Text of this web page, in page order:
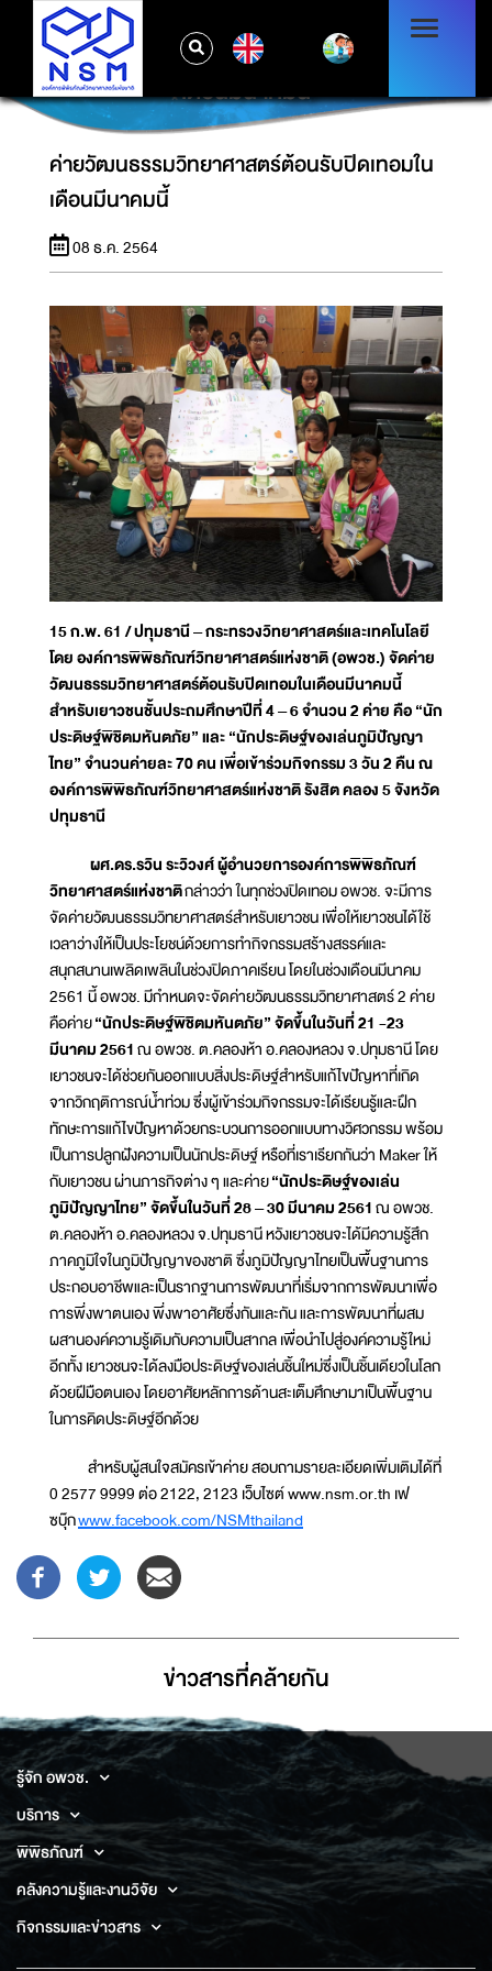
ค่ายวัฒนธรรมวิทยาศาสตร์ต้อนรับปิดเทอมใน
เดือนมีนาคมนี้
ค่ายวัฒนธรรมวิทยาศาสตร์ต้อนรับปิดเทอมใน
เดือนมีนาคมนี้
08 ธ.ค. 2564
15 ก.พ. 61 / ปทุมธานี – กระทรวงวิทยาศาสตร์และเทคโนโลยี
โดย องค์การพิพิธภัณฑ์วิทยาศาสตร์แห่งชาติ (อพวช.) จัดค่าย
วัฒนธรรมวิทยาศาสตร์ต้อนรับปิดเทอมในเดือนมีนาคมนี้
สำหรับเยาวชนชั้นประถมศึกษาปีที่ 4 – 6 จำนวน 2 ค่าย คือ “นัก
ประดิษฐ์พิชิตมหันตภัย” และ “นักประดิษฐ์ของเล่นภูมิปัญญา
ไทย” จำนวนค่ายละ 70 คน เพื่อเข้าร่วมกิจกรรม 3 วัน 2 คืน ณ
องค์การพิพิธภัณฑ์วิทยาศาสตร์แห่งชาติ รังสิต คลอง 5 จังหวัด
ปทุมธานี
ผศ.ดร.รวิน ระวิวงศ์ ผู้อำนวยการองค์การพิพิธภัณฑ์
วิทยาศาสตร์แห่งชาติกล่าวว่า ในทุกช่วงปิดเทอม อพวช. จะมีการ
จัดค่ายวัฒนธรรมวิทยาศาสตร์สำหรับเยาวชน เพื่อให้เยาวชนได้ใช้
เวลาว่างให้เป็นประโยชน์ด้วยการทำกิจกรรมสร้างสรรค์และ
สนุกสนานเพลิดเพลินในช่วงปิดภาคเรียน โดยในช่วงเดือนมีนาคม
2561 นี้ อพวช. มีกำหนดจะจัดค่ายวัฒนธรรมวิทยาศาสตร์ 2 ค่าย
คือค่าย“นักประดิษฐ์พิชิตมหันตภัย” จัดขึ้นในวันที่ 21 -23
มีนาคม 2561ณ อพวช. ต.คลองห้า อ.คลองหลวง จ.ปทุมธานี โดย
เยาวชนจะได้ช่วยกันออกแบบสิ่งประดิษฐ์สำหรับแก้ไขปัญหาที่เกิด
จากวิกฤติการณ์น้ำท่วม ซึ่งผู้เข้าร่วมกิจกรรมจะได้เรียนรู้และฝึก
ทักษะการแก้ไขปัญหาด้วยกระบวนการออกแบบทางวิศวกรรม พร้อม
เป็นการปลูกฝังความเป็นนักประดิษฐ์ หรือที่เราเรียกกันว่า Maker ให้
กับเยาวชน ผ่านภารกิจต่าง ๆ และค่าย“นักประดิษฐ์ของเล่น
ภูมิปัญญาไทย” จัดขึ้นในวันที่ 28 – 30 มีนาคม 2561ณ อพวช.
ต.คลองห้า อ.คลองหลวง จ.ปทุมธานี หวังเยาวชนจะได้มีความรู้สึก
ภาคภูมิใจในภูมิปัญญาของชาติ ซึ่งภูมิปัญญาไทยเป็นพื้นฐานการ
ประกอบอาชีพและเป็นรากฐานการพัฒนาที่เริ่มจากการพัฒนาเพื่อ
การพึ่งพาตนเอง พึ่งพาอาศัยซึ่งกันและกัน และการพัฒนาที่ผสม
ผสานองค์ความรู้เดิมกับความเป็นสากล เพื่อนำไปสู่องค์ความรู้ใหม่
อีกทั้ง เยาวชนจะได้ลงมือประดิษฐ์ของเล่นชิ้นใหม่ซึ่งเป็นชิ้นเดียวในโลก
ด้วยฝีมือตนเอง โดยอาศัยหลักการด้านสะเต็มศึกษามาเป็นพื้นฐาน
ในการคิดประดิษฐ์อีกด้วย
สำหรับผู้สนใจสมัครเข้าค่าย สอบถามรายละเอียดเพิ่มเติมได้ที่
0 2577 9999 ต่อ 2122, 2123 เว็บไซต์ www.nsm.or.th เฟ
ซบุ๊กwww.facebook.com/NSMthailand
ข่าวสารที่่คล้ายกัน
รู้จัก อพวช.
บริการ
พิพิธภัณฑ์
คลังความรู้และงานวิจัย
กิจกรรมและข่าวสาร